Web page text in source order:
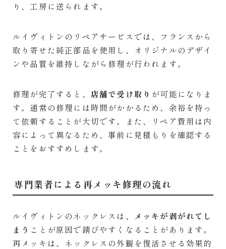
り、工房に送られます。
ルイヴィトンのリペアサービスでは、フランスから
取り寄せた純正部品を使用し、オリジナルのデザイ
ンや品質を維持しながら修理が行われます。
修理が完了すると、 店舗で受け取り が可能になりま
す。通常の修理には時間がかかるため、余裕を持っ
て依頼することが大切です。また、リペア費用は内
容によって異なるため、事前に見積もりを確認する
ことをおすすめします。
専門業者による再メッキ修理の流れ
ルイヴィトンのネックレスは、
メッキが剥がれてし
まう ことが原因で錆びやすくなることがあります。
再メッキは、ネックレスの外観を復活させる効果的